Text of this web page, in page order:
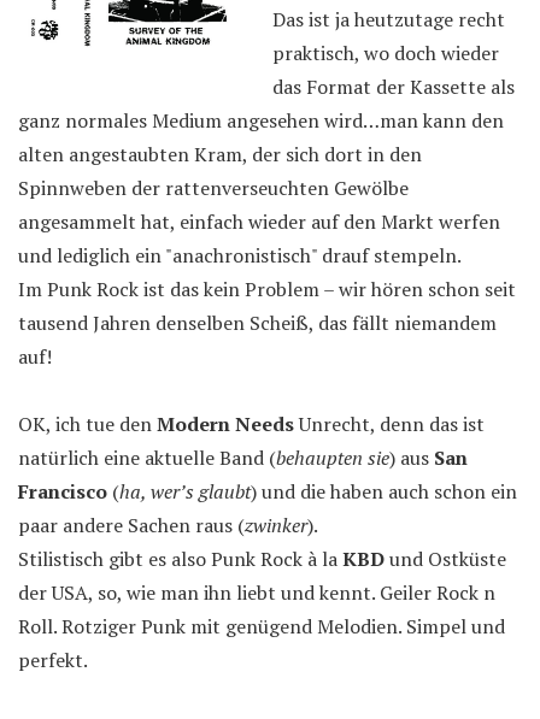
Das ist ja heutzutage recht
praktisch, wo doch wieder
das Format der Kassette als
ganz normales Medium angesehen wird…man kann den
alten angestaubten Kram, der sich dort in den
Spinnweben der rattenverseuchten Gewölbe
angesammelt hat, einfach wieder auf den Markt werfen
und lediglich ein "anachronistisch" drauf stempeln.
Im Punk Rock ist das kein Problem – wir hören schon seit
tausend Jahren denselben Scheiß, das fällt niemandem
auf!
OK, ich tue denModern NeedsUnrecht, denn das ist
natürlich eine aktuelle Band (behaupten sie) aus San
Francisco (ha, wer’s glaubt) und die haben auch schon ein
paar andere Sachen raus (zwinker).
Stilistisch gibt es also Punk Rock à laKBDund Ostküste
der USA, so, wie man ihn liebt und kennt. Geiler Rock n
Roll. Rotziger Punk mit genügend Melodien. Simpel und
perfekt.